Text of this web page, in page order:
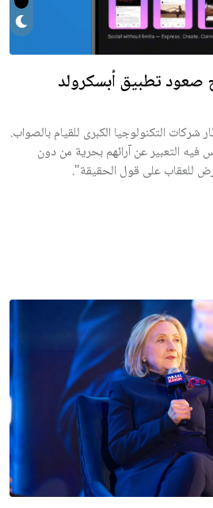
تطبيق أبسكرولد
شركات التكنولوجيا الكبرى للقيام بالصواب.
فيه التعبير عن آرائهم بحرية من دون
للعقاب على قول الحقيقة".